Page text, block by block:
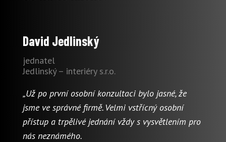
David Jedlinský
jednatel
Jedlinský – interiéry s.r.o.
„Už po první osobní konzultaci bylo jasné, že
jsme ve správné firmě. Velmi vstřícný osobní
přístup a trpělivé jednání vždy s vysvětlením pro
nás neznámého.